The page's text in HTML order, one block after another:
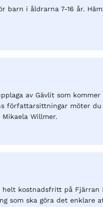
barn i åldrarna 7-16 år.
av Gävlit som
författarsittningar möter
Willmer.
kostnadsfritt på Fjärran
som ska göra det enklare